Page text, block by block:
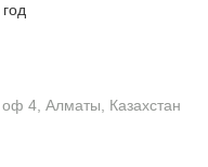
4, Алматы, Казахстан